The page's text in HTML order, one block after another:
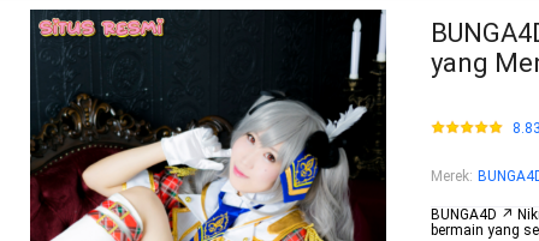
yang
Merek:
BUNGA4D ↗
bermain yang